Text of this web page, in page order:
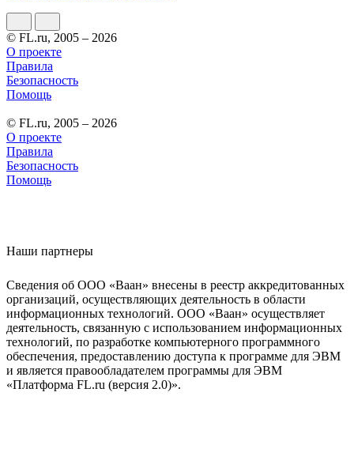
© FL.ru, 2005 – 2026
О проекте
Правила
Безопасность
Помощь
© FL.ru, 2005 – 2026
О проекте
Правила
Безопасность
Помощь
Наши партнеры
Сведения об ООО «Ваан» внесены в реестр аккредитованных
организаций, осуществляющих деятельность в области
информационных технологий. ООО «Ваан» осуществляет
деятельность, связанную с использованием информационных
технологий, по разработке компьютерного программного
обеспечения, предоставлению доступа к программе для ЭВМ
и является правообладателем программы для ЭВМ
«Платформа FL.ru (версия 2.0)».